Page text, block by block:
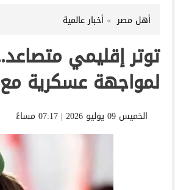
أهل مصر أخبار عالمية
توتر إقليمي
لمواجهة عسكرية مع
الخميس 09 يوليو 2026 | 07:17 مساءً